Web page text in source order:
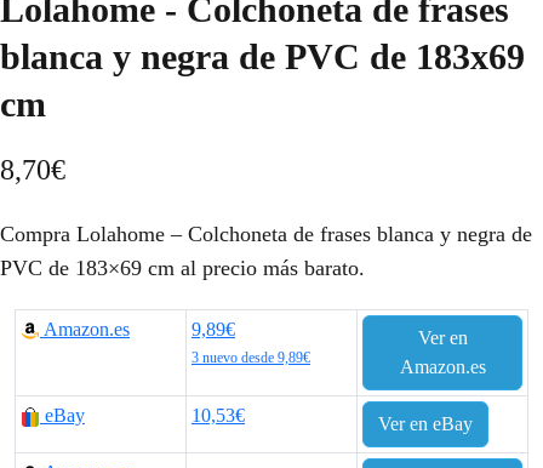
Lolahome - Colchoneta de frases
blanca y negra de PVC de 183x69
cm
8,70€
Compra Lolahome – Colchoneta de frases blanca y negra de
PVC de 183×69 cm al precio más barato.
Amazon.es 9,89€
3 nuevo desde 9,89€
Ver en
Amazon.es
eBay 10,53€ Ver en eBay